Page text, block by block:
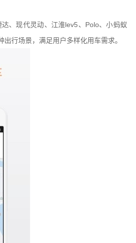
、现代灵动、江淮lev5、Polo、小蚂蚁
行场景，满足用户多样化用车需求。